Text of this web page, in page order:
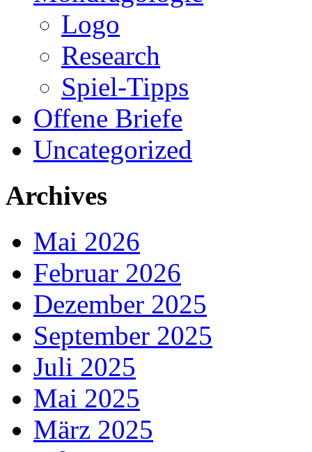
Logo
Research
Spiel-Tipps
Offene Briefe
Uncategorized
Archives
Mai 2026
Februar 2026
Dezember 2025
September 2025
Juli 2025
Mai 2025
März 2025